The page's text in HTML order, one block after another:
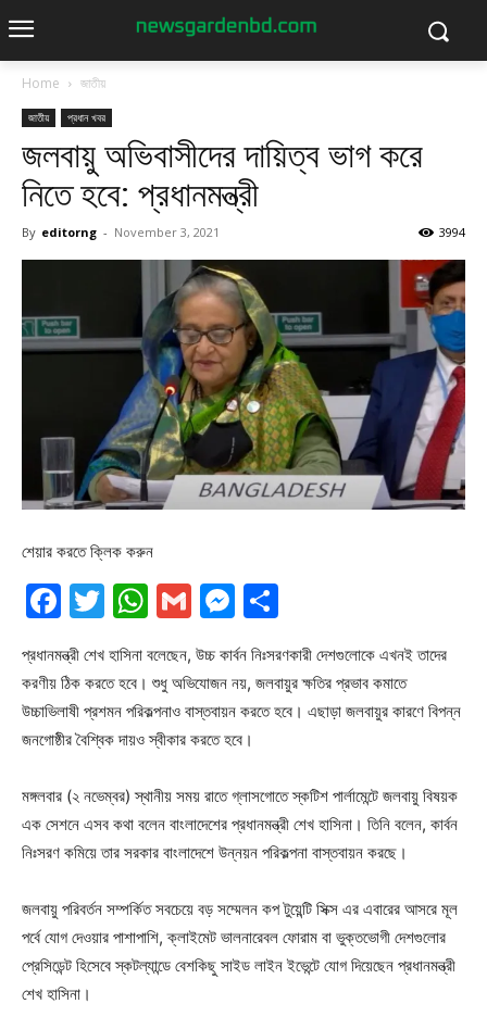
Home জাতীয়
জাতীয় প্রধান খবর
জলবায়ু অভিবাসীদের দায়িত্ব ভাগ করে
নিতে হবে: প্রধানমন্ত্রী
By editorng - November 3, 2021 3994
শেয়ার করতে ক্লিক করুন
Facebook
Twitter
WhatsApp
GmailMessenger
প্রধানমন্ত্রী শেখ হাসিনা বলেছেন, উচ্চ কার্বন নিঃসরণকারী দেশগুলোকে এখনই তাদের
করণীয় ঠিক করতে হবে। শুধু অভিযোজন নয়, জলবায়ুর ক্ষতির প্রভাব কমাতে
উচ্চাভিলাষী প্রশমন পরিকল্পনাও বাস্তবায়ন করতে হবে। এছাড়া জলবায়ুর কারণে বিপন্ন
জনগোষ্ঠীর বৈশ্বিক দায়ও স্বীকার করতে হবে।
মঙ্গলবার (২ নভেম্বর) স্থানীয় সময় রাতে গ্লাসগোতে স্কটিশ পার্লামেন্টে জলবায়ু বিষয়ক
এক সেশনে এসব কথা বলেন বাংলাদেশের প্রধানমন্ত্রী শেখ হাসিনা। তিনি বলেন, কার্বন
নিঃসরণ কমিয়ে তার সরকার বাংলাদেশে উন্নয়ন পরিকল্পনা বাস্তবায়ন করছে।
জলবায়ু পরিবর্তন সম্পর্কিত সবচেয়ে বড় সম্মেলন কপ টুয়েন্টি সিক্স এর এবারের আসরে মূল
পর্বে যোগ দেওয়ার পাশাপাশি, ক্লাইমেট ভালনারেবল ফোরাম বা ভুক্তভোগী দেশগুলোর
প্রেসিডেন্ট হিসেবে স্কটল্যান্ডে বেশকিছু সাইড লাইন ইভেন্টে যোগ দিয়েছেন প্রধানমন্ত্রী
শেখ হাসিনা।